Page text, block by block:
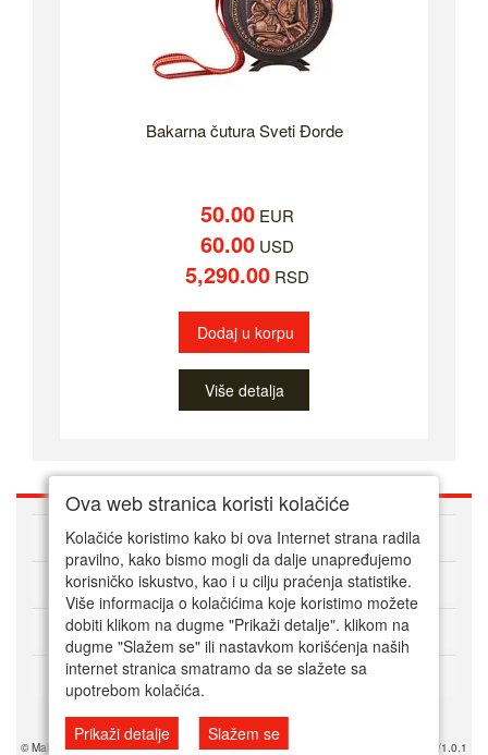
Bakarna čutura Sveti Đorde
50.00EUR
60.00USD
5,290.00RSD
Dodaj u korpu
Više detalja
O nama
Kako kupovati online
Korisnički servis
Način plaćanja
© Mala srpska prodavnica 2025. Powered by Mala SRB Prodavnica doo, ESIR 618/1.0.1
Ova web stranica koristi kolačiće
Kolačiće koristimo kako bi ova Internet strana radila
pravilno, kako bismo mogli da dalje unapređujemo
korisničko iskustvo, kao i u cilju praćenja statistike.
Više informacija o kolačićima koje koristimo možete
dobiti klikom na dugme "Prikaži detalje". klikom na
dugme "Slažem se" ili nastavkom korišćenja naših
internet stranica smatramo da se slažete sa
upotrebom kolačića.
Prikaži detalje
Slažem se